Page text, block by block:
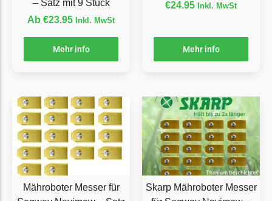
Garden Feelings Messer
Begrenzungsdraht
Greenworks
Grouw
Grouw Messer
Begrenzungsdraht
Güde
Güde Messer
– Satz mit 9 Stück
Ab €23.95 Inkl. MwSt
Mehr info
€24.95 Inkl. MwSt
Mehr info
Mähroboter Messer für
Skarp Mähroboter Messer